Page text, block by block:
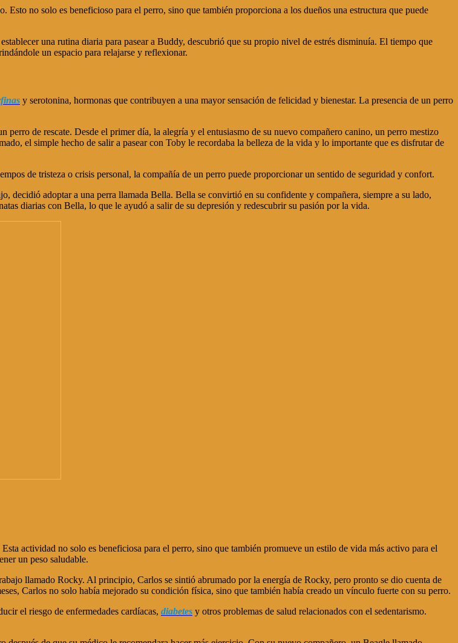
no solo es beneficioso para el perro, sino que también proporciona a los dueños una estructura que puede
una rutina diaria para pasear a Buddy, descubrió que su propio nivel de estrés disminuía. El tiempo que
un espacio para relajarse y reflexionar.
y serotonina, hormonas que contribuyen a una mayor sensación de felicidad y bienestar. La presencia de un perro
de rescate. Desde el primer día, la alegría y el entusiasmo de su nuevo compañero canino, un perro mestizo
el simple hecho de salir a pasear con Toby le recordaba la belleza de la vida y lo importante que es disfrutar de
de tristeza o crisis personal, la compañía de un perro puede proporcionar un sentido de seguridad y confort.
decidió adoptar a una perra llamada Bella. Bella se convirtió en su confidente y compañera, siempre a su lado,
diarias con Bella, lo que le ayudó a salir de su depresión y redescubrir su pasión por la vida.
actividad no solo es beneficiosa para el perro, sino que también promueve un estilo de vida más activo para el
un peso saludable.
llamado Rocky. Al principio, Carlos se sintió abrumado por la energía de Rocky, pero pronto se dio cuenta de
Carlos no solo había mejorado su condición física, sino que también había creado un vínculo fuerte con su perro.
el riesgo de enfermedades cardíacas, diabetes y otros problemas de salud relacionados con el sedentarismo.